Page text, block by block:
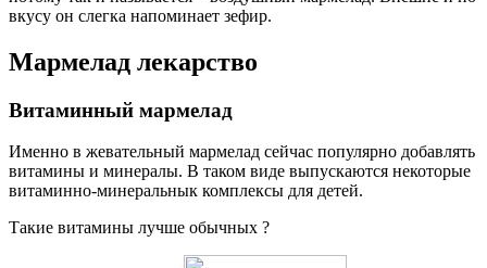
вкусу он слегка напоминает зефир.
Мармелад лекарство
Витаминный мармелад
Именно в жевательный мармелад сейчас популярно добавлять
витамины и минералы. В таком виде выпускаются некоторые
витаминно-минеральнык комплексы для детей.
Такие витамины лучше обычных ?